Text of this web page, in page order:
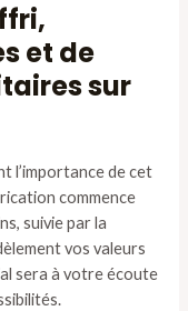
et de
sur
l’importance de cet
commence
suivie par la
vos valeurs
sera à votre écoute